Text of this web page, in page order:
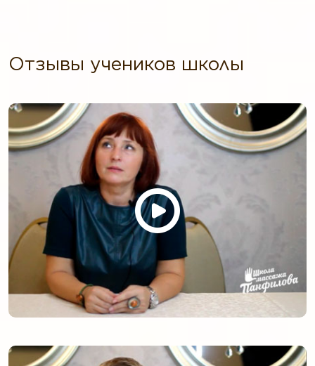
Отзывы учеников школы